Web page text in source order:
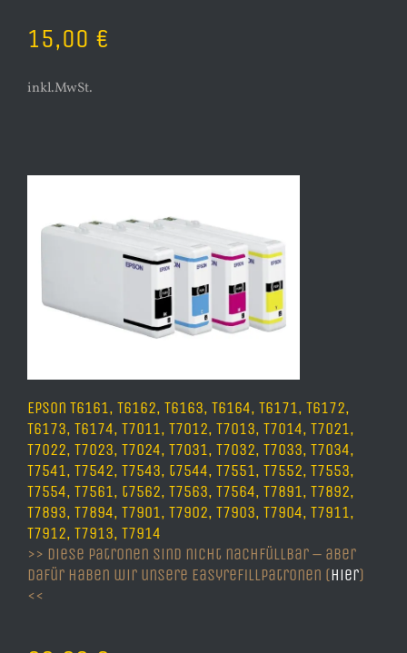
15,00 €
inkl.MwSt.
Epson T6161, T6162, T6163, T6164, T6171, T6172,
T6173, T6174, T7011, T7012, T7013, T7014, T7021,
T7022, T7023, T7024, T7031, T7032, T7033, T7034,
T7541, T7542, T7543, t7544, T7551, T7552, T7553,
T7554, T7561, t7562, T7563, T7564, T7891, T7892,
T7893, T7894, T7901, T7902, T7903, T7904, T7911,
T7912, T7913, T7914
>> Diese Patronen sind nicht nachfüllbar – aber
dafür haben wir unsere Easyrefillpatronen (hier)
<<